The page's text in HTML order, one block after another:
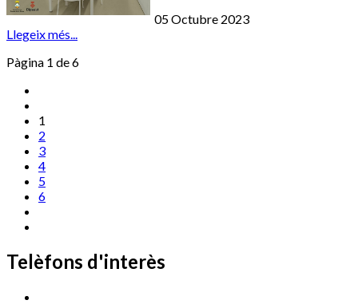
05 Octubre 2023
Llegeix més...
Pàgina 1 de 6
1
2
3
4
5
6
Telèfons d'interès